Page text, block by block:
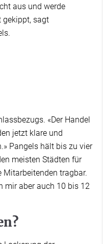
aus und werde
gekippt, sagt
«Der Handel
jetzt klare und
Pangels hält bis zu vier
meisten Städten für
tragbar.
mir aber auch 10 bis 12